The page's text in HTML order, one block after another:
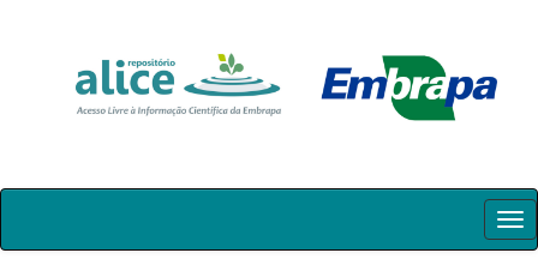
Skip